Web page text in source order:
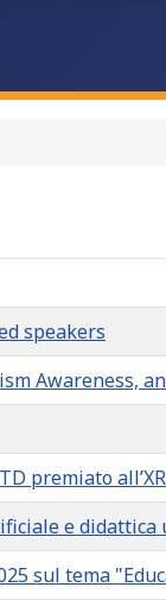
speakers
Awareness,
premiato
e
sul tema